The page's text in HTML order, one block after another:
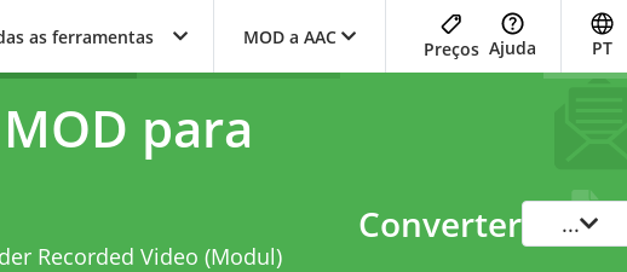
as ferramentas MOD a AAC
Preços Ajuda PT
para
Recorded Video (Modul)
Converter ...